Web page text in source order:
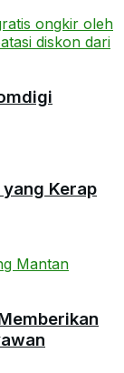
Kerap